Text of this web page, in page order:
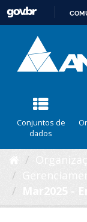
Conjuntos de
dados